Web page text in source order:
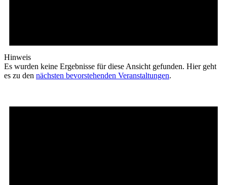
Hinweis
Es wurden keine Ergebnisse für diese Ansicht gefunden. Hier geht
es zu den nächsten bevorstehenden Veranstaltungen.